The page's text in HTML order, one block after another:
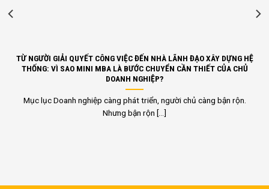
TỪ NGƯỜI GIẢI QUYẾT CÔNG VIỆC ĐẾN NHÀ LÃNH ĐẠO XÂY DỰNG HỆ
THỐNG: VÌ SAO MINI MBA LÀ BƯỚC CHUYỂN CẦN THIẾT CỦA CHỦ
DOANH NGHIỆP?
Mục lục Doanh nghiệp càng phát triển, người chủ càng bận rộn.
Nhưng bận rộn [...]